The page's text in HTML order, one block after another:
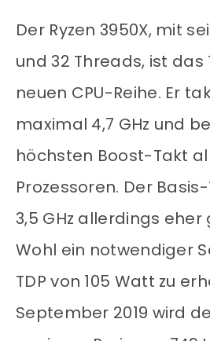
Der Ryzen 3950X, mit
und 32 Threads, ist
neuen CPU-Reihe. Er
maximal 4,7 GHz und
höchsten Boost-Takt
Prozessoren. Der
3,5 GHz allerdings eher
Wohl ein notwendiger
TDP von 105 Watt zu
September 2019 wird